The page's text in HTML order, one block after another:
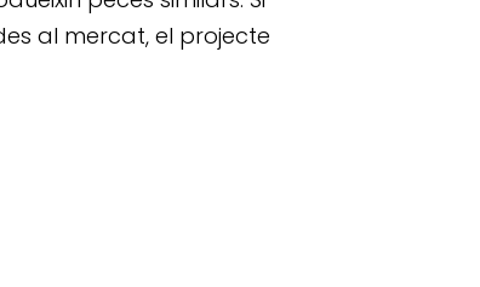
al mercat, el projecte